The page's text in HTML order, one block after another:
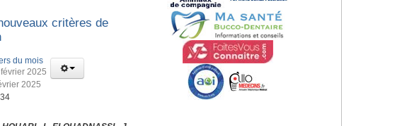
critères de
du mois
2025
2025